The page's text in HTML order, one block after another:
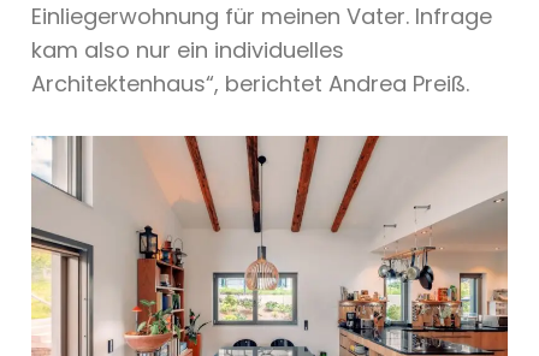
Einliegerwohnung für meinen Vater. Infrage
kam also nur ein individuelles
Architektenhaus“, berichtet Andrea Preiß.